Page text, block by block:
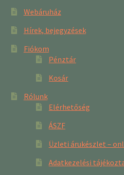
Webáruház
Hírek, bejegyzések
Fiókom
Pénztár
Kosár
Rólunk
Elérhetőség
ÁSZF
Üzleti árukészlet –
Adatkezelési